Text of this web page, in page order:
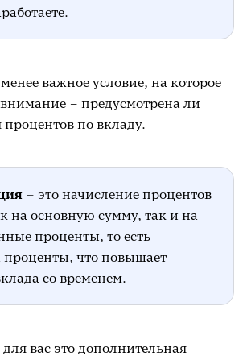
важное условие, на которое
внимание – предусмотрена ли
по вкладу.
– это начисление процентов
на основную сумму, так и на
проценты, то есть
что повышает
со временем.
вас это дополнительная